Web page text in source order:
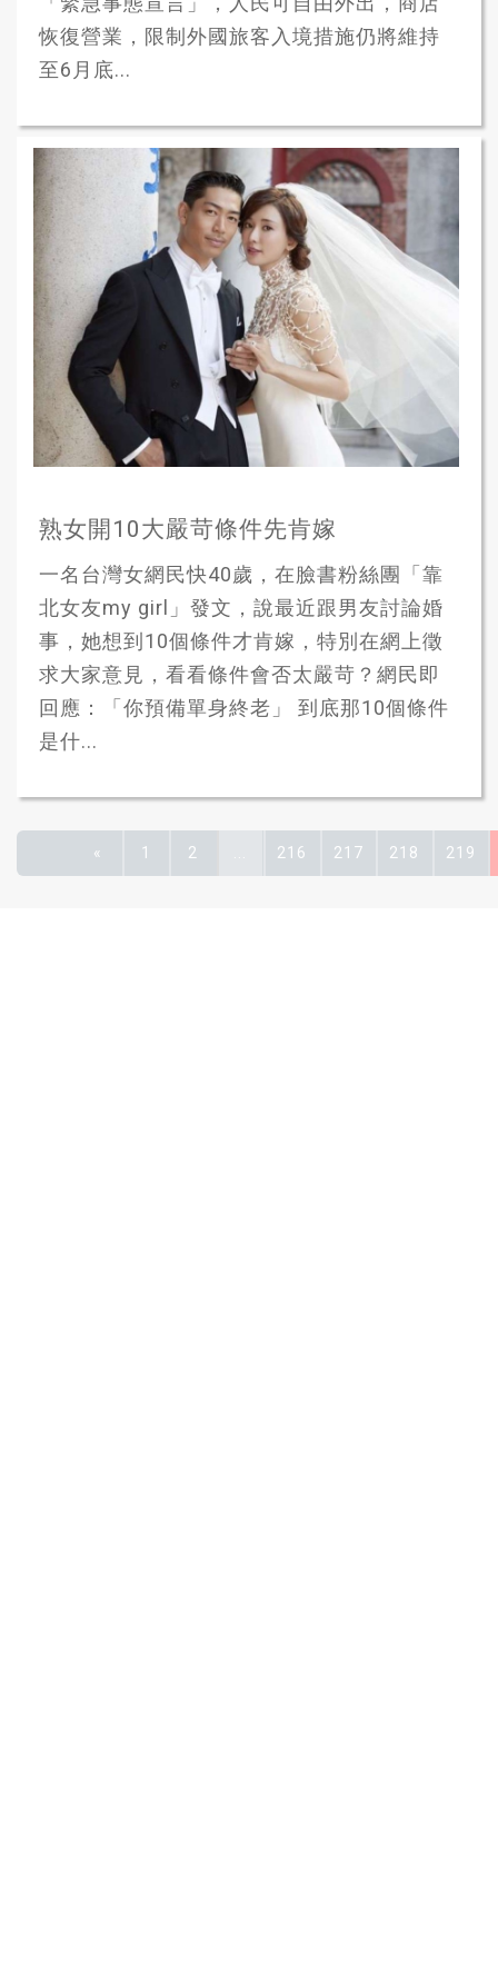
恢復營業，限制外國旅客入境措施仍將維持
至6月底...
熟女開10大嚴苛條件先肯嫁
一名台灣女網民快40歲，在臉書粉絲團「靠
北女友my girl」發文，說最近跟男友討論婚
事，她想到10個條件才肯嫁，特別在網上徵
求大家意見，看看條件會否太嚴苛？網民即
回應：「你預備單身終老」 到底那10個條件
是什...
« 1 2 216 217 218 219